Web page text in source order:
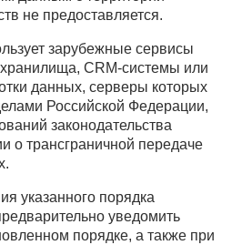
не предоставляется.
зарубежные сервисы
CRM-системы или
данных, серверы которых
Российской Федерации,
законодательства
о трансграничной передаче
указанного порядка
уведомить
порядке, а также при